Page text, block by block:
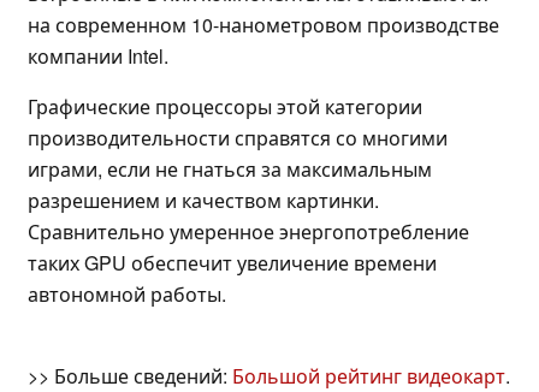
на современном 10-нанометровом производстве
компании Intel.
Графические процессоры этой категории
производительности справятся со многими
играми, если не гнаться за максимальным
разрешением и качеством картинки.
Сравнительно умеренное энергопотребление
таких GPU обеспечит увеличение времени
автономной работы.
>> Больше сведений: Большой рейтинг видеокарт.